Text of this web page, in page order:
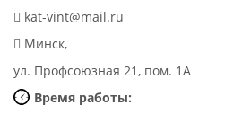
kat-vint@mail.ru
Минск,
ул. Профсоюзная 21, пом. 1А
Время работы: